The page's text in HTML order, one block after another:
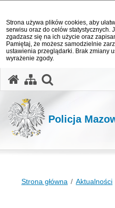
Strona używa plików cookies, aby
serwisu oraz do celów statystycznych.
zgadzasz się na ich użycie oraz
Pamiętaj, że możesz samodzielnie
ustawienia przeglądarki. Brak zmiany
wyrażenie zgody.
Policja
Strona główna Aktualności